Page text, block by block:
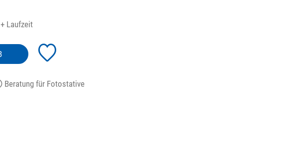
+ Laufzeit
Beratung für Fotostative